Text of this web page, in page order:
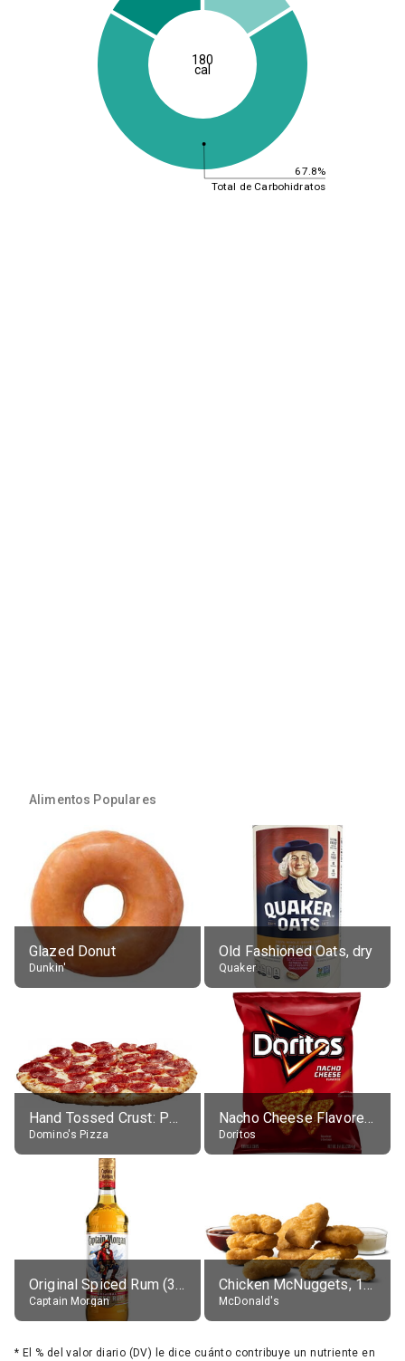
67.8%
Total de Carbohidratos
180
cal
Alimentos Populares
Glazed Donut
Dunkin'
Old Fashioned Oats, dry
Quaker
Hand Tossed Crust: Pepperoni Pizza (Large 14")
Domino's Pizza
Nacho Cheese Flavored Tortilla Chips
Doritos
Original Spiced Rum (35% alc.)
Captain Morgan
Chicken McNuggets, 10 pieces, without sauce
McDonald's
* El % del valor diario (DV) le dice cuánto contribuye un nutriente en